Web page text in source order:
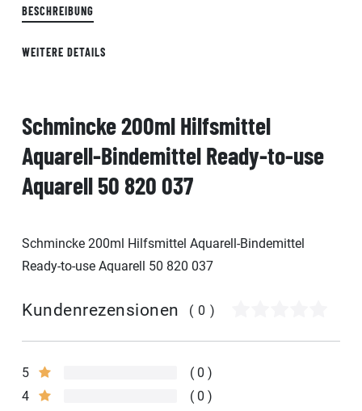
BESCHREIBUNG
WEITERE DETAILS
Schmincke 200ml Hilfsmittel
Aquarell-Bindemittel Ready-to-use
Aquarell 50 820 037
Schmincke 200ml Hilfsmittel Aquarell-Bindemittel
Ready-to-use Aquarell 50 820 037
Kundenrezensionen (0)
5
0
4
0